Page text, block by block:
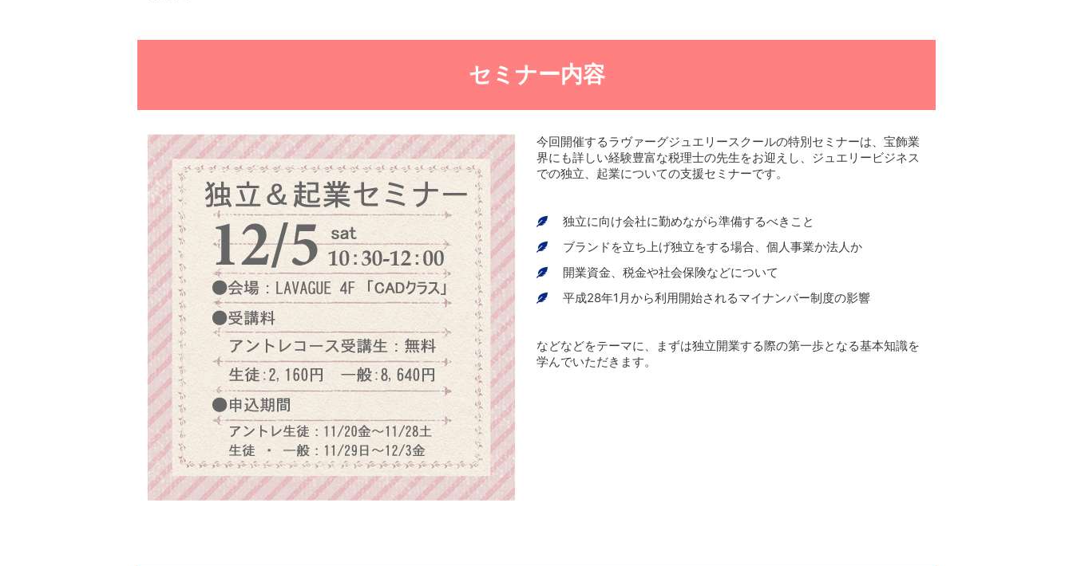
セミナー内容
今回開催するラヴァーグジュエリースクールの特別セミナーは、宝飾業
界にも詳しい経験豊富な税理士の先生をお迎えし、ジュエリービジネス
での独立、起業についての支援セミナーです。
独立に向け会社に勤めながら準備するべきこと
ブランドを立ち上げ独立をする場合、個人事業か法人か
開業資金、税金や社会保険などについて
平成28年1月から利用開始されるマイナンバー制度の影響
などなどをテーマに、まずは独立開業する際の第一歩となる基本知識を
学んでいただきます。